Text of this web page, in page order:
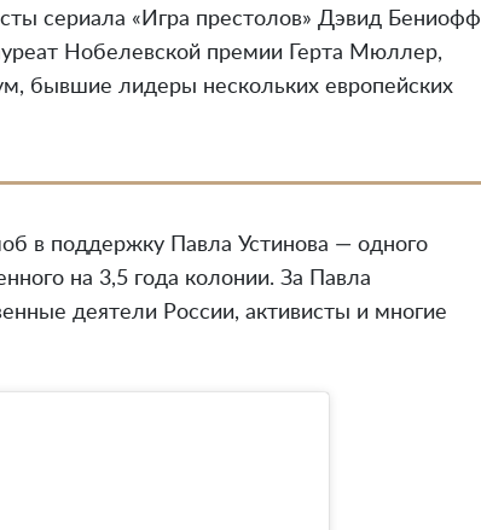
сериала «Игра престолов» Дэвид Бениофф
Нобелевской премии Герта Мюллер,
бывшие лидеры нескольких европейских
в поддержку Павла Устинова — одного
на 3,5 года колонии. За Павла
деятели России, активисты и многие